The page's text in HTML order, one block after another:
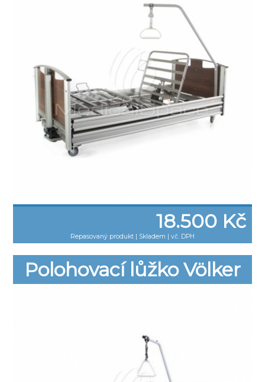
18.500 Kč
Repasovaný produkt Skladem | vč. DPH
Polohovací lůžko Völker